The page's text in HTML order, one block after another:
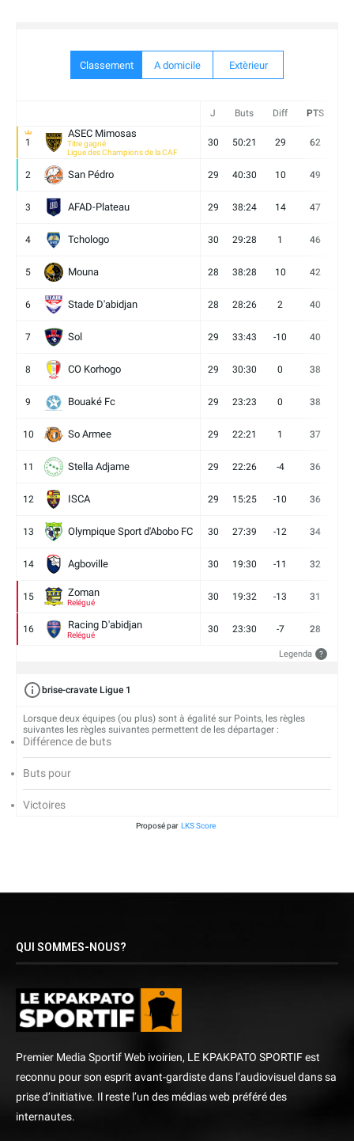
Classement A domicile Extèrieur
J Buts Diff PTS
1
ASEC Mimosas
Titre gagné
Ligue des Champions de la CAF
30 50:21 29 62
2 San Pédro 29 40:30 10 49
3 AFAD-Plateau 29 38:24 14 47
4 Tchologo 30 29:28 1 46
5 Mouna 28 38:28 10 42
6 Stade D'abidjan 28 28:26 2 40
7 Sol 29 33:43 -10 40
8 CO Korhogo 29 30:30 0 38
9 Bouaké Fc 29 23:23 0 38
10 So Armee 29 22:21 1 37
11 Stella Adjame 29 22:26 -4 36
12 ISCA 29 15:25 -10 36
13 Olympique Sport d'Abobo FC 30 27:39 -12 34
14 Agboville 30 19:30 -11 32
15 Zoman
Relégué
30 19:32 -13 31
16 Racing D'abidjan
Relégué
30 23:30 -7 28
Legenda ?
brise-cravate Ligue 1
Lorsque deux équipes (ou plus) sont à égalité sur Points, les règles
suivantes les règles suivantes permettent de les départager :
Différence de buts
Buts pour
Victoires
Proposé par LKS Score
QUI SOMMES-NOUS?
Premier Media Sportif Web ivoirien, LE KPAKPATO SPORTIF est
reconnu pour son esprit avant-gardiste dans l’audiovisuel dans sa
prise d’initiative. Il reste l’un des médias web préféré des
internautes.